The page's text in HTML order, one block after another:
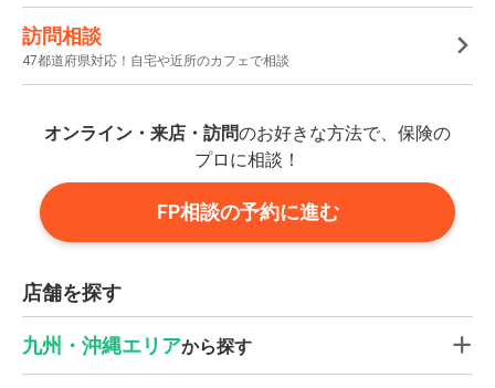
訪問相談
47都道府県対応！自宅や近所のカフェで相談
オンライン・来店・訪問のお好きな方法で、保険の
プロに相談！
FP相談の予約に進む
店舗を探す
九州・沖縄エリアから探す